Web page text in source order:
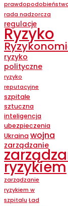
rada nadzorcza
regulacje
Ryzyko
ryzyko
polityczne
ryzyko
reputacyjne
szpitale
sztuczna
inteligencja
ubezpieczenia
Ukrainawojna
zarządzanie
ryzykiem
zarządzanie
ryzykiem w
szpitalu Ład